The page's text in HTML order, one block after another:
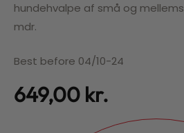
hundehvalpe af små og
mdr.
Best before 04/10-24
649,00 kr.